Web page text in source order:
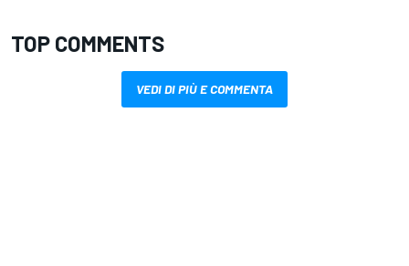
TOP COMMENTS
VEDI DI PIÙ E COMMENTA